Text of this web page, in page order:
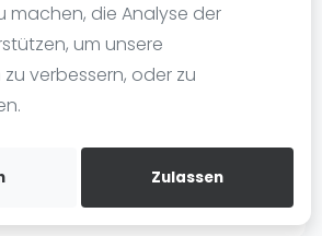
machen, die Analyse der
um unsere
verbessern, oder zu
Zulassen
Padel| Eggenstein-
3
Leopoldshafen